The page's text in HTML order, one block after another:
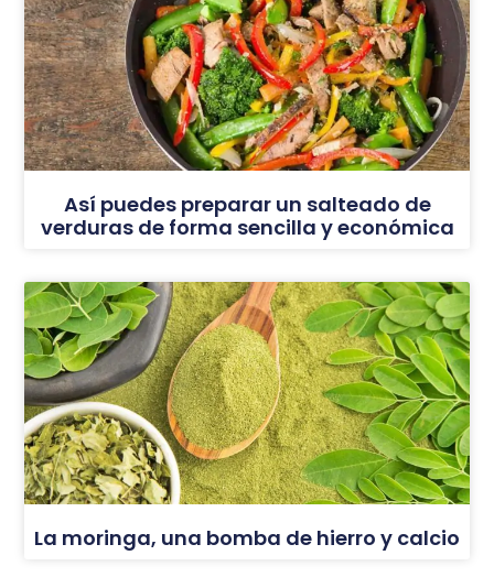
Así puedes preparar un salteado de
verduras de forma sencilla y económica
La moringa, una bomba de hierro y calcio